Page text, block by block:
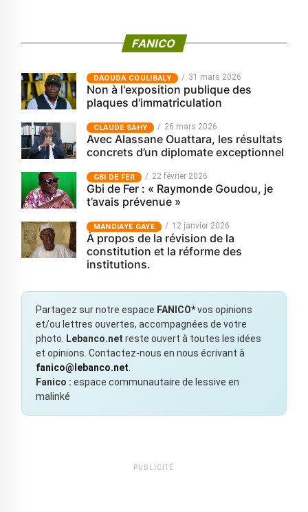
FANICO
‎DAOUDA COULIBALY 31 mars 2026
Non à l'exposition publique des
plaques d'immatriculation
CLAUDE SAHY 26 mars 2026
Avec Alassane Ouattara, les résultats
concrets d’un diplomate exceptionnel
GBI DE FER 22 février 2026
Gbi de Fer : « Raymonde Goudou, je
t’avais prévenue »
MANDIAYE GAYE 12 janvier 2026
À propos de la révision de la
constitution et la réforme des
institutions.
Partagez sur notre espace FANICO*vos opinions
et/ou lettres ouvertes, accompagnées de votre
photo. Lebanco.net reste ouvert à toutes les idées
et opinions. Contactez-nous en nous écrivant à
fanico@lebanco.net
Fanico : espace communautaire de lessive en
malinké
PUBLICITÉ